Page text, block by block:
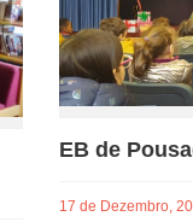
EB de
17 de Dezembro,